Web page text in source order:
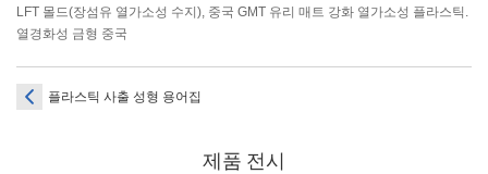
LFT 몰드(장섬유 열가소성 수지), 중국 GMT 유리 매트 강화 열가소성 플라스틱.
열경화성 금형 중국
플라스틱 사출 성형 용어집
제품 전시